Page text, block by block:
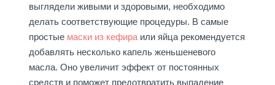
выглядели живыми и здоровыми, необходимо
делать соответствующие процедуры. В самые
простые маски из кефираили яйца рекомендуется
добавлять несколько капель женьшеневого
масла. Оно увеличит эффект от постоянных
средств и поможет предотвратить выпадение